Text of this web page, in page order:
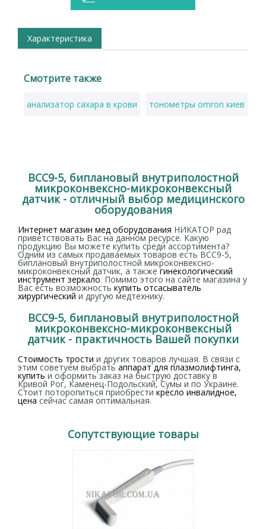
Характеристика
Смотрите также
анализатор сахара в крови тонометры omron киев
BCC9-5, биплановый внутриполостной
микроконвексно-микроконвексный
датчик - отличный выбор медицинского
оборудования
Интернет магазин мед оборудования НИКАТОР рад
приветствовать Вас на данном ресурсе. Какую
продукцию Вы можете купить среди ассортимента?
Одним из самых продаваемых товаров есть BCC9-5,
биплановый внутриполостной микроконвексно-
микроконвексный датчик, а такжегинекологический
инструмент зеркало. Помимо этого на сайте магазина у
Вас есть возможность купить отсасыватель
хирургический и другую медтехнику.
BCC9-5, биплановый внутриполостной
микроконвексно-микроконвексный
датчик - практичность Вашей покупки
Стоимость трости и других товаров лучшая. В связи с
этим советуем выбрать аппарат для плазмолифтинга,
купить и оформить заказ на быструю доставку в
Кривой Рог, Каменец-Подольский, Сумы и по Украине.
Стоит поторопиться приобрестикресло инвалидное,
цена сейчас самая оптимальная.
Сопутствующие товары